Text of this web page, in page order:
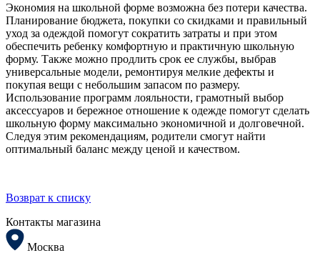
Экономия на школьной форме возможна без потери качества.
Планирование бюджета, покупки со скидками и правильный
уход за одеждой помогут сократить затраты и при этом
обеспечить ребенку комфортную и практичную школьную
форму. Также можно продлить срок ее службы, выбрав
универсальные модели, ремонтируя мелкие дефекты и
покупая вещи с небольшим запасом по размеру.
Использование программ лояльности, грамотный выбор
аксессуаров и бережное отношение к одежде помогут сделать
школьную форму максимально экономичной и долговечной.
Следуя этим рекомендациям, родители смогут найти
оптимальный баланс между ценой и качеством.
Возврат к списку
Контакты магазина
Москва